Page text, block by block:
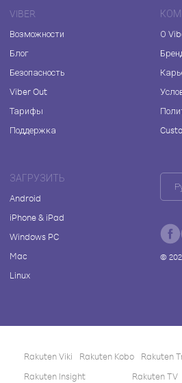
VIBER
Возможности
Блог
Безопасность
Viber Out
Тарифы
Поддержка
О
ЗАГРУЗИТЬ
Android
iPhone & iPad
Windows PC
Mac
Linux
©
Rakuten Viki Rakuten Kobo Rakuten
Rakuten Insight
Rakuten TV